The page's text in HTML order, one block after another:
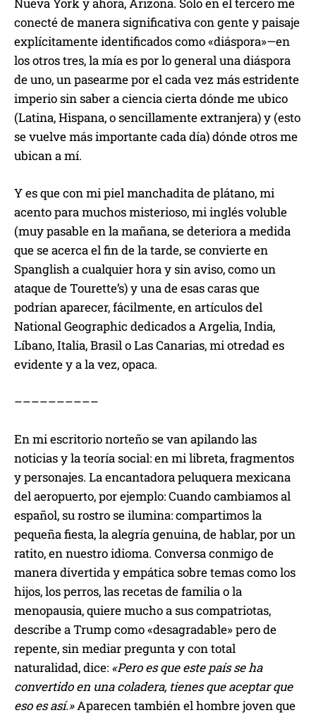
Nueva York y ahora, Arizona. Sólo en el tercero me
conecté de manera significativa con gente y paisaje
explícitamente identificados como «diáspora»—en
los otros tres, la mía es por lo general una diáspora
de uno, un pasearme por el cada vez más estridente
imperio sin saber a ciencia cierta dónde me ubico
(Latina, Hispana, o sencillamente extranjera) y (esto
se vuelve más importante cada día) dónde otros me
ubican a mí.
Y es que con mi piel manchadita de plátano, mi
acento para muchos misterioso, mi inglés voluble
(muy pasable en la mañana, se deteriora a medida
que se acerca el fin de la tarde, se convierte en
Spanglish a cualquier hora y sin aviso, como un
ataque de Tourette’s) y una de esas caras que
podrían aparecer, fácilmente, en artículos del
National Geographic dedicados a Argelia, India,
Líbano, Italia, Brasil o Las Canarias, mi otredad es
evidente y a la vez, opaca.
––––––––––
En mi escritorio norteño se van apilando las
noticias y la teoría social: en mi libreta, fragmentos
y personajes. La encantadora peluquera mexicana
del aeropuerto, por ejemplo: Cuando cambiamos al
español, su rostro se ilumina: compartimos la
pequeña fiesta, la alegría genuina, de hablar, por un
ratito, en nuestro idioma. Conversa conmigo de
manera divertida y empática sobre temas como los
hijos, los perros, las recetas de familia o la
menopausia, quiere mucho a sus compatriotas,
describe a Trump como «desagradable» pero de
repente, sin mediar pregunta y con total
naturalidad, dice: «Pero es que este país se ha
convertido en una coladera, tienes que aceptar que
eso es así.»Aparecen también el hombre joven que